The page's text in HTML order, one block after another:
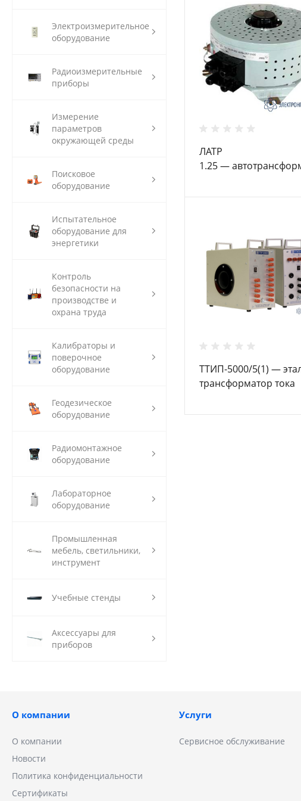
Электроизмерительное
оборудование
Радиоизмерительные
приборы
Измерение
параметров
окружающей среды
Поисковое
оборудование
Испытательное
оборудование для
энергетики
Контроль
безопасности на
производстве и
охрана труда
Калибраторы и
поверочное
оборудование
Геодезическое
оборудование
Радиомонтажное
оборудование
Лабораторное
оборудование
Промышленная
мебель, светильники,
инструмент
Учебные стенды
Аксессуары для
приборов
ЛАТР
1.25 —
ТТИП-5000/5(1) —
трансформатор тока
О компании
О компании
Новости
Политика конфиденциальности
Сертификаты
Услуги
Сервисное обслуживание